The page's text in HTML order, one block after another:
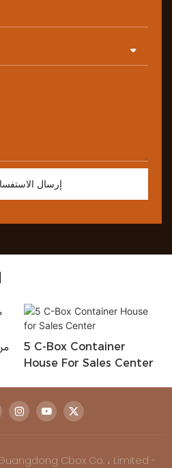
إرسال
5 C-Box Container
House For Sales Center